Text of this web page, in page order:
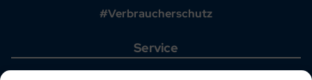
#Verbraucherschutz
Service